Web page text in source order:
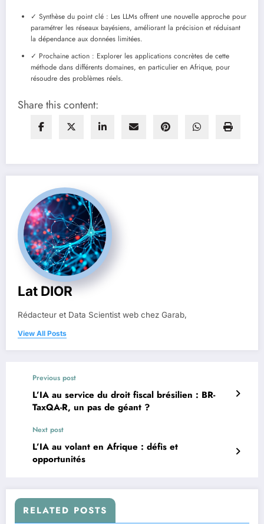
✓ Synthèse du point clé : Les LLMs offrent une nouvelle approche pour
paramétrer les réseaux bayésiens, améliorant la précision et réduisant
la dépendance aux données limitées.
✓ Prochaine action : Explorer les applications concrètes de cette
méthode dans différents domaines, en particulier en Afrique, pour
résoudre des problèmes réels.
Share this content:
Lat DIOR
Rédacteur et Data Scientist web chez Garab,
View All Posts
Previous post
L’IA au service du droit fiscal brésilien : BR-
TaxQA-R, un pas de géant ?
Next post
L’IA au volant en Afrique : défis et
opportunités
RELATED POSTS